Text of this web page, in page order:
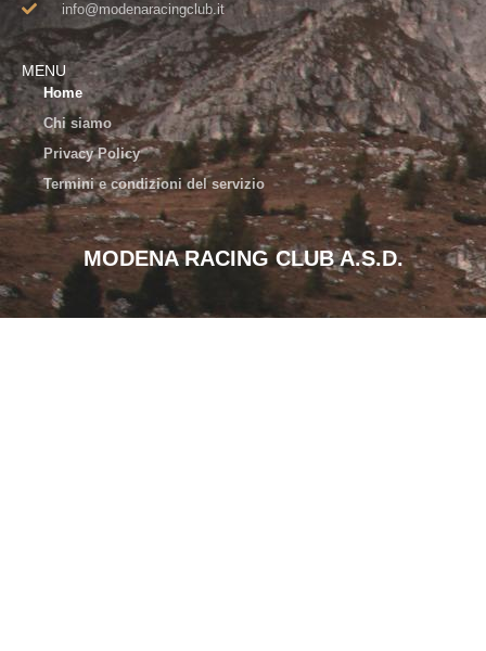
info@modenaracingclub.it​
MENU
Home
Chi siamo
Privacy Policy
Termini e condizioni del servizio
MODENA RACING CLUB A.S.D.